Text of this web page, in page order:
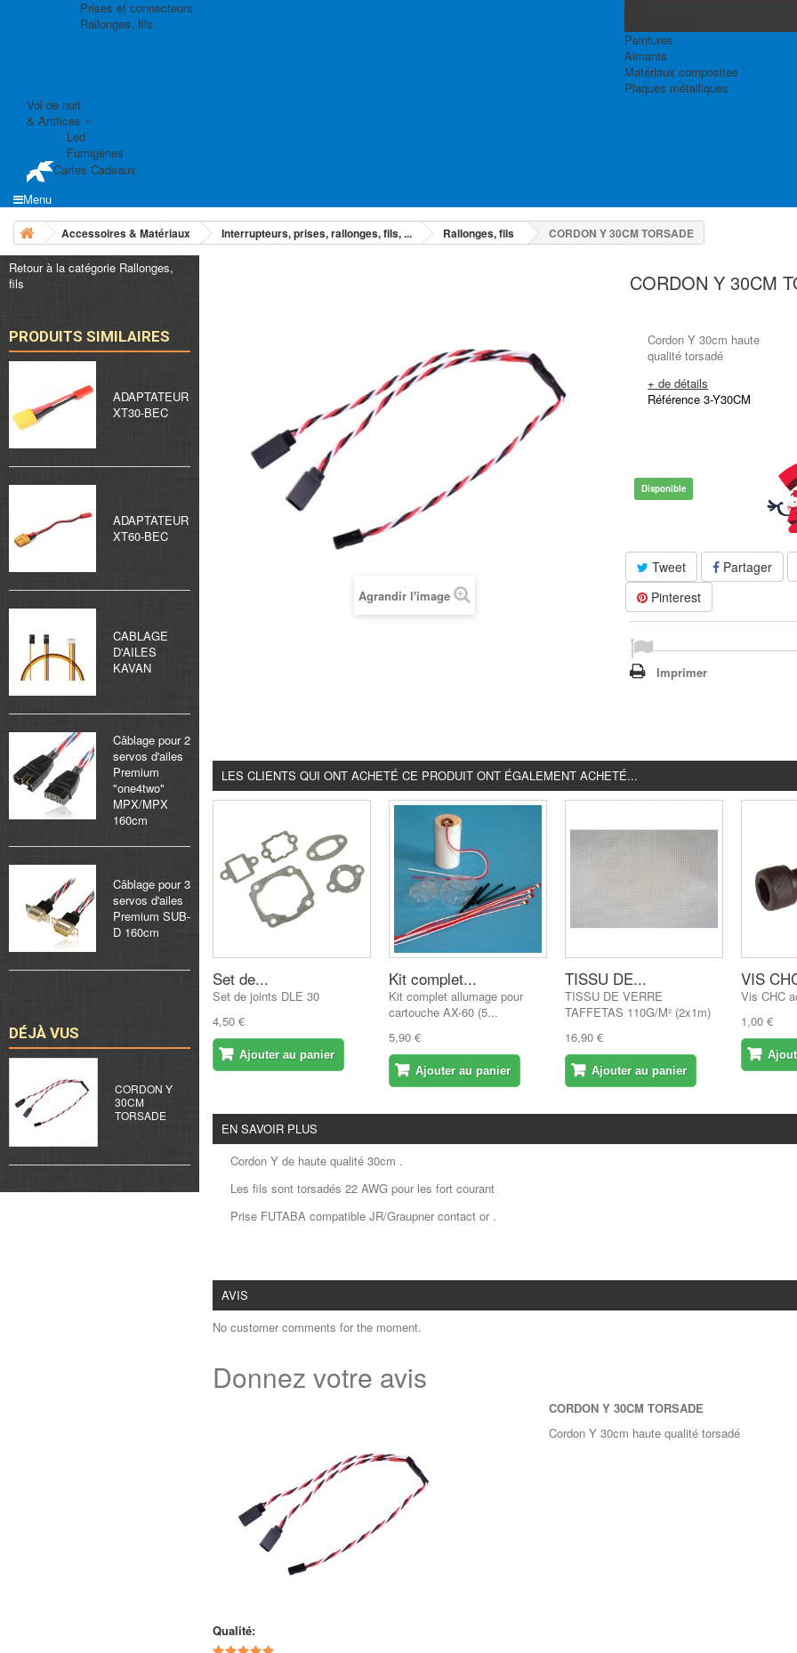
Prises et connecteurs
Rallonges, fils
Peintures
Aimants
Matériaux composites
Plaques métalliques
Vol de nuit
& Artifices
Led
Fumigènes
Cartes Cadeaux
Menu
Accessoires & Matériaux Interrupteurs, prises, rallonges, fils, ... Rallonges, fils CORDON Y 30CM TORSADE
Retour à la catégorie Rallonges,
fils
PRODUITS SIMILAIRES
ADAPTATEUR
XT30-BEC
ADAPTATEUR
XT60-BEC
CABLAGE
D'AILES
KAVAN
Câblage pour 2
servos d'ailes
Premium
"one4two"
MPX/MPX
160cm
Câblage pour 3
servos d'ailes
Premium SUB-
D 160cm
DÉJÀ VUS
CORDON Y
30CM
TORSADE
Agrandir l'image
CORDON Y 30CM
Cordon Y 30cm haute
qualité torsadé
+ de détails
Référence 3-Y30CM
Disponible
Tweet
Partager
Pinterest
Imprimer
LES CLIENTS QUI ONT ACHETÉ CE PRODUIT ONT ÉGALEMENT ACHETÉ...
Set de...
Set de joints DLE 30
4,50 €
Ajouter au panier
Kit complet...
Kit complet allumage pour
cartouche AX-60 (5...
5,90 €
Ajouter au panier
TISSU DE...
TISSU DE VERRE
TAFFETAS 110G/M² (2x1m)
16,90 €
Ajouter au panier
VIS
Vis CHC
1,00 €
EN SAVOIR PLUS
Cordon Y de haute qualité 30cm .
Les fils sont torsadés 22 AWG pour les fort courant
Prise FUTABA compatible JR/Graupner contact or .
AVIS
No customer comments for the moment.
Donnez votre avis
CORDON Y 30CM TORSADE
Cordon Y 30cm haute qualité torsadé
Qualité: